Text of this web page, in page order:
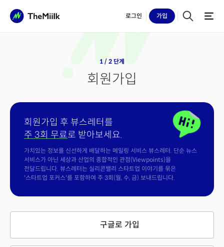
로그인 가입
1 / 2 단계
회원가입
회원가입 후 뷰스레터를
주 3회 무료로 받아보세요.
가치있는 정보를 신선하게 배달하는 메일링 서비스 뷰스레터. 단순 뉴스
서비스가 아닌 세상과 산업의 종합적인 관점(Viewpoints)을
전달드립니다. 뷰스레터는 실리콘밸리 스타트업 이야기를 묶은
'스타트업 포커스'를 포함하여 주 3회(월, 수, 금) 보내드립니다.
구글로 가입